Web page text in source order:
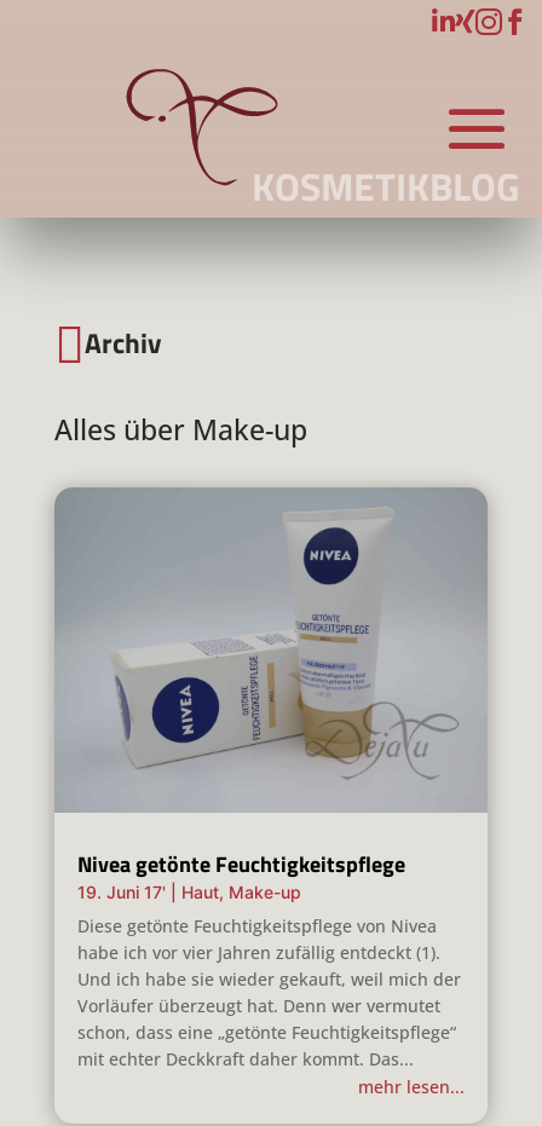
KOSMETIKBLOG




Archiv
Alles über Make-up
Nivea getönte Feuchtigkeitspflege
19. Juni 17' Haut, Make-up
Diese getönte Feuchtigkeitspflege von Nivea
habe ich vor vier Jahren zufällig entdeckt (1).
Und ich habe sie wieder gekauft, weil mich der
Vorläufer überzeugt hat. Denn wer vermutet
schon, dass eine „getönte Feuchtigkeitspflege“
mit echter Deckkraft daher kommt. Das...
mehr lesen...